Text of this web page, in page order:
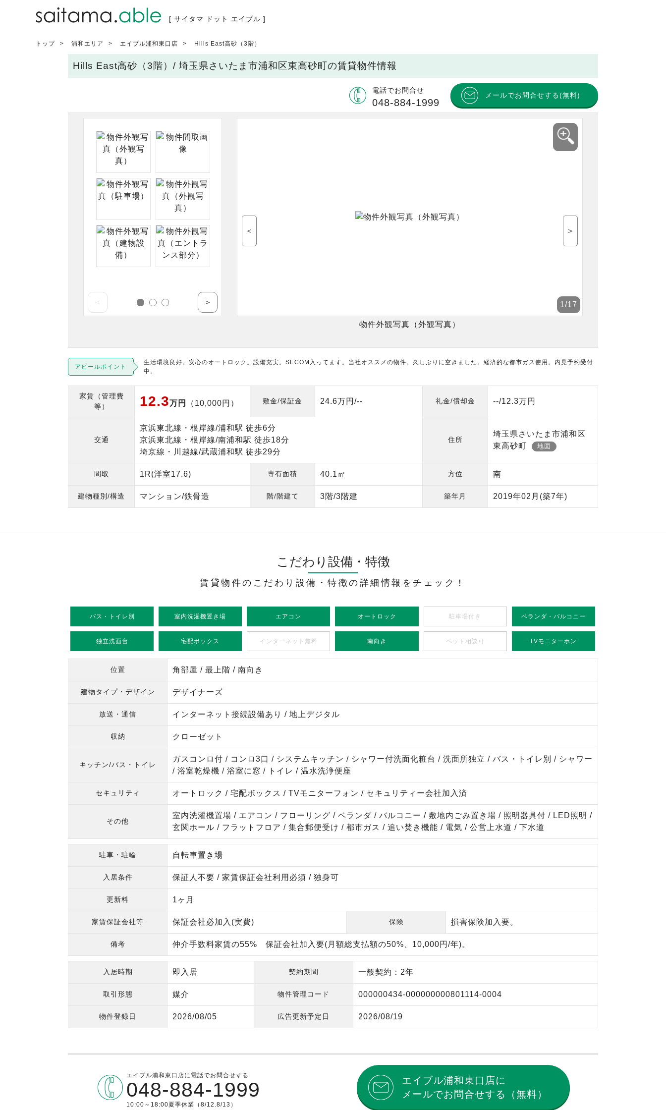
[ サイタマ ドット エイブル ]
トップ 浦和エリア エイブル浦和東口店 Hills East高砂（3階）
Hills East高砂（3階）/ 埼玉県さいたま市浦和区東高砂町の賃貸物件情報
電話でお問合せ
048-884-1999
メールでお問合せする(無料)
＜ ＞
物件外観写真（外観写真）
1/17
＜ ＞
アピールポイント
生活環境良好。安心のオートロック。設備充実。SECOM入ってます。当社オススメの物件。久しぶりに空きました。経済的な都市ガス使用。内見予約受付
中。
家賃（管理費
等）
12.3万円 （10,000円） 敷金/保証金 24.6万円/-- 礼金/償却金 --/12.3万円
交通
京浜東北線・根岸線/浦和駅 徒歩6分
京浜東北線・根岸線/南浦和駅 徒歩18分
埼京線・川越線/武蔵浦和駅 徒歩29分
住所
埼玉県さいたま市浦和区
東高砂町
地図
間取 1R(洋室17.6) 専有面積 40.1㎡ 方位 南
建物種別/構造 マンション/鉄骨造 階/階建て 3階/3階建 築年月 2019年02月 (築7年)
こだわり設備・特徴
賃貸物件のこだわり設備・特徴の詳細情報をチェック！
バス・トイレ別 室内洗濯機置き場 エアコン オートロック 駐車場付き ベランダ・バルコニー
独立洗面台 宅配ボックス インターネット無料 南向き ペット相談可 TVモニターホン
位置 角部屋 / 最上階 / 南向き
建物タイプ・デザイン デザイナーズ
放送・通信 インターネット接続設備あり / 地上デジタル
収納 クローゼット
キッチン/バス・トイレ
ガスコンロ付 / コンロ3口 / システムキッチン / シャワー付洗面化粧台 / 洗面所独立 / バス・トイレ別 / シャワー
/ 浴室乾燥機 / 浴室に窓 / トイレ / 温水洗浄便座
セキュリティ オートロック / 宅配ボックス / TVモニターフォン / セキュリティー会社加入済
その他
室内洗濯機置場 / エアコン / フローリング / ベランダ / バルコニー / 敷地内ごみ置き場 / 照明器具付 / LED照明 /
玄関ホール / フラットフロア / 集合郵便受け / 都市ガス / 追い焚き機能 / 電気 / 公営上水道 / 下水道
駐車・駐輪 自転車置き場
入居条件 保証人不要 / 家賃保証会社利用必須 / 独身可
更新料 1ヶ月
家賃保証会社等 保証会社必加入(実費) 保険 損害保険加入要。
備考 仲介手数料家賃の55% 保証会社加入要(月額総支払額の50%、10,000円/年)。
入居時期 即入居 契約期間 一般契約：2年
取引形態 媒介 物件管理コード 000000434-000000000801114-0004
物件登録日 2026/08/05 広告更新予定日 2026/08/19
エイブル浦和東口店に電話でお問合せする
048-884-1999
10:00～18:00夏季休業（8/12.8/13）
エイブル浦和東口店に
メールでお問合せする（無料）